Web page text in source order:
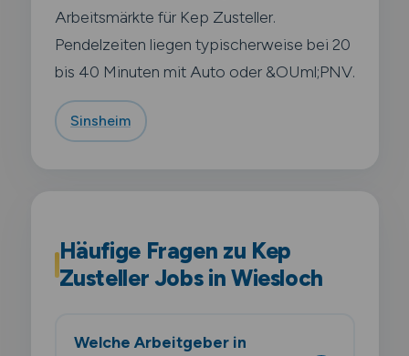
Arbeitsmärkte für Kep Zusteller.
Pendelzeiten liegen typischerweise bei 20
bis 40 Minuten mit Auto oder &OUml;PNV.
Sinsheim
Häufige Fragen zu Kep
Zusteller Jobs in Wiesloch
Welche Arbeitgeber in